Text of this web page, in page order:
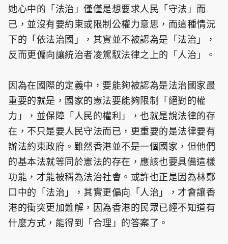
她心中的「法治」僅僅是想要求人民「守法」而
已，並沒有要約束或限制公權力意思，而這種情況
下的「依法治國」，其實並不被認為是「法治」，
反而更偏向讓統治者凌駕馭法律之上的「人治」。
因為在國際的定義中，要能夠被認為是法治國家最
重要的就是，國家的憲法要能夠限制「絕對的權
力」，並保障「人民的權利」，也就是說法律的存
在，不只是要人民守法而已，更重要的是法律要有
辦法約束政府。雖然香港並不是一個國家，但他們
的基本法就等同於憲法的存在，應該也要具備這樣
功能，才能被稱為法治社會。或許也正是因為林鄭
口中的「法治」，其實更偏向「人治」，才會讓香
港的衝突更加難解，因為香港的民眾已經不知道有
什麼方式，能得到「合理」的答案了。